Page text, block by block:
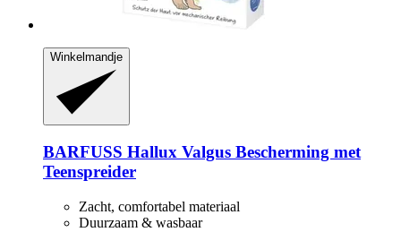
Winkelmandje
BARFUSS Hallux Valgus Bescherming met
Teenspreider
Zacht, comfortabel materiaal
Duurzaam & wasbaar